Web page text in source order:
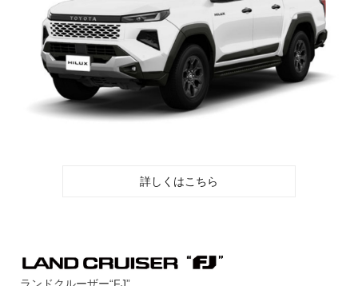
詳しくはこちら